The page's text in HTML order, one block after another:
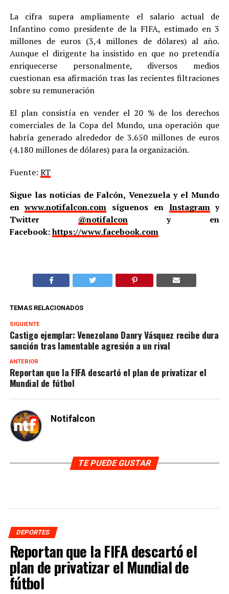
La cifra supera ampliamente el salario actual de
Infantino como presidente de la FIFA, estimado en 3
millones de euros (3,4 millones de dólares) al año.
Aunque el dirigente ha insistido en que no pretendía
enriquecerse personalmente, diversos medios
cuestionan esa afirmación tras las recientes filtraciones
sobre su remuneración
El plan consistía en vender el 20 % de los derechos
comerciales de la Copa del Mundo, una operación que
habría generado alrededor de 3.650 millones de euros
(4.180 millones de dólares) para la organización.
Fuente: RT
Sigue las noticias de Falcón, Venezuela y el Mundo
enwww.notifalcon.com síguenos en Instagramy
Twitter @notifalcony en
Facebook:https://www.facebook.com
TEMAS RELACIONADOS
SIGUIENTE
Castigo ejemplar: Venezolano Danry Vásquez recibe dura
sanción tras lamentable agresión a un rival
ANTERIOR
Reportan que la FIFA descartó el plan de privatizar el
Mundial de fútbol
Notifalcon
TE PUEDE GUSTAR
DEPORTES
Reportan que la FIFA descartó el
plan de privatizar el Mundial de
fútbol